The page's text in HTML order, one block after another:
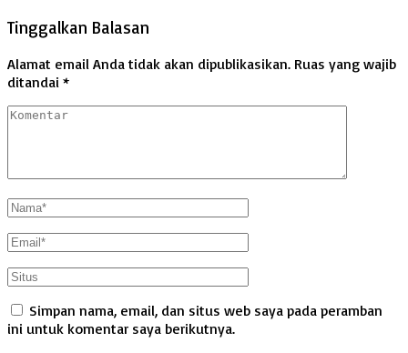
Tinggalkan Balasan
Alamat email Anda tidak akan dipublikasikan. Ruas yang wajib
ditandai *
Simpan nama, email, dan situs web saya pada peramban
ini untuk komentar saya berikutnya.